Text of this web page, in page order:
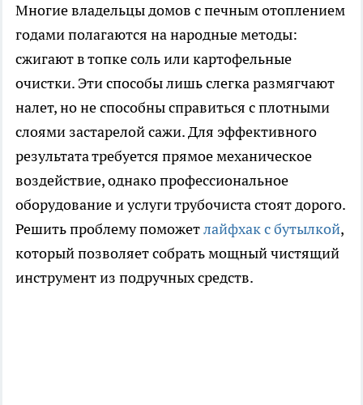
Многие владельцы домов с печным отоплением
годами полагаются на народные методы:
сжигают в топке соль или картофельные
очистки. Эти способы лишь слегка размягчают
налет, но не способны справиться с плотными
слоями застарелой сажи. Для эффективного
результата требуется прямое механическое
воздействие, однако профессиональное
оборудование и услуги трубочиста стоят дорого.
Решить проблему поможетлайфхак с бутылкой,
который позволяет собрать мощный чистящий
инструмент из подручных средств.